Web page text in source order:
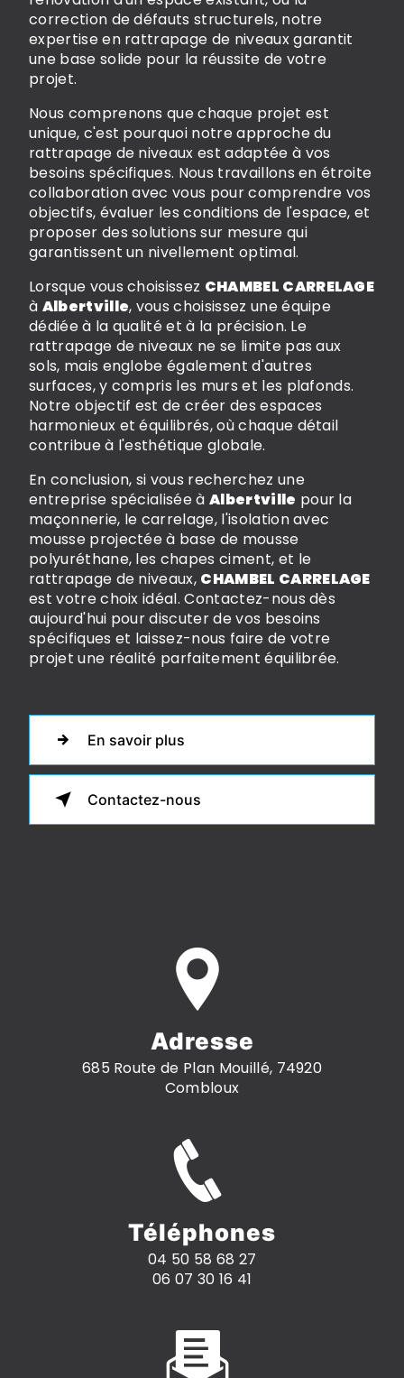
correction de défauts structurels, notre
expertise en rattrapage de niveaux garantit
une base solide pour la réussite de votre
projet.
Nous comprenons que chaque projet est
unique, c'est pourquoi notre approche du
rattrapage de niveaux est adaptée à vos
besoins spécifiques. Nous travaillons en étroite
collaboration avec vous pour comprendre vos
objectifs, évaluer les conditions de l'espace, et
proposer des solutions sur mesure qui
garantissent un nivellement optimal.
Lorsque vous choisissez CHAMBEL CARRELAGE
à Albertville, vous choisissez une équipe
dédiée à la qualité et à la précision. Le
rattrapage de niveaux ne se limite pas aux
sols, mais englobe également d'autres
surfaces, y compris les murs et les plafonds.
Notre objectif est de créer des espaces
harmonieux et équilibrés, où chaque détail
contribue à l'esthétique globale.
En conclusion, si vous recherchez une
entreprise spécialisée àAlbertville pour la
maçonnerie, le carrelage, l'isolation avec
mousse projectée à base de mousse
polyuréthane, les chapes ciment, et le
rattrapage de niveaux, CHAMBEL CARRELAGE
est votre choix idéal. Contactez-nous dès
aujourd'hui pour discuter de vos besoins
spécifiques et laissez-nous faire de votre
projet une réalité parfaitement équilibrée.
En savoir plus
Contactez-nous
Adresse
685 Route de Plan Mouillé, 74920
Combloux
Téléphones
04 50 58 68 27
06 07 30 16 41